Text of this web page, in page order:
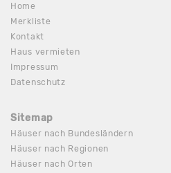
Home
Merkliste
Kontakt
Haus vermieten
Impressum
Datenschutz
Sitemap
Häuser nach Bundesländern
Häuser nach Regionen
Häuser nach Orten